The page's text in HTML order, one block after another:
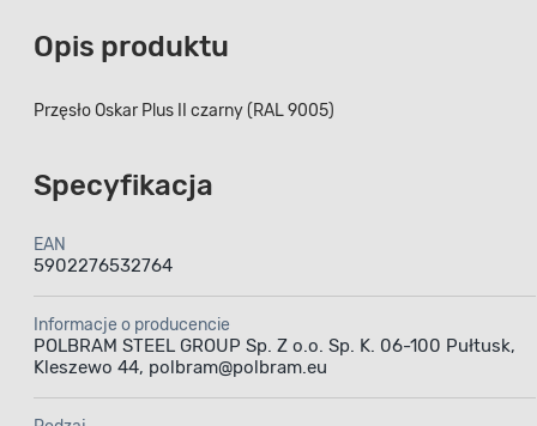
Opis produktu
Przęsło Oskar Plus II czarny (RAL 9005)
Specyfikacja
EAN
5902276532764
Informacje o producencie
POLBRAM STEEL GROUP Sp. Z o.o. Sp. K. 06-100 Pułtusk,
Kleszewo 44, polbram@polbram.eu